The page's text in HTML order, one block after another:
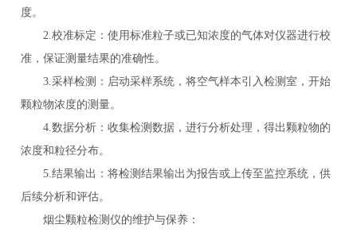
度。
2.校准标定：使用标准粒子或已知浓度的气体对仪器进行校
准，保证测量结果的准确性。
3.采样检测：启动采样系统，将空气样本引入检测室，开始
颗粒物浓度的测量。
4.数据分析：收集检测数据，进行分析处理，得出颗粒物的
浓度和粒径分布。
5.结果输出：将检测结果输出为报告或上传至监控系统，供
后续分析和评估。
烟尘颗粒检测仪的维护与保养：